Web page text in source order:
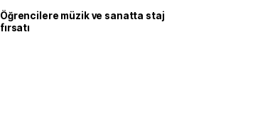
Öğrencilere müzik ve sanatta staj
fırsatı